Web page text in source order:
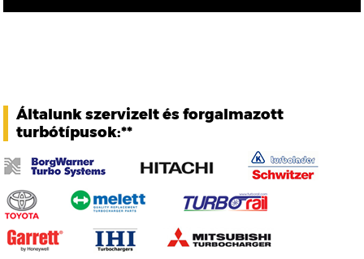
Általunk szervizelt és forgalmazott
turbótípusok:**